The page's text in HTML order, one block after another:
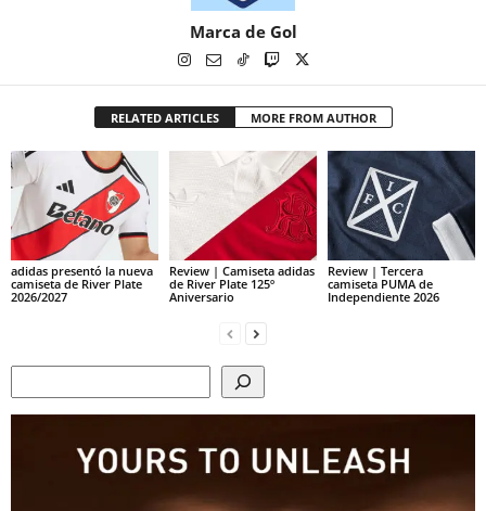
Marca de Gol
RELATED ARTICLES MORE FROM AUTHOR
adidas presentó la nueva
camiseta de River Plate
2026/2027
Review | Camiseta adidas
de River Plate 125º
Aniversario
Review | Tercera
camiseta PUMA de
Independiente 2026